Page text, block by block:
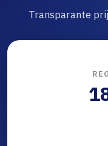
Transparante